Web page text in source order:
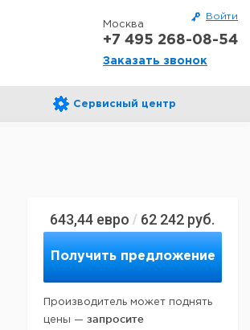
Войти
Москва
+7 495 268-08-54
Заказать звонок
Сервисный центр
643,44 евро / 62 242 руб.
Получить предложение
Производитель может поднять
цены — запросите